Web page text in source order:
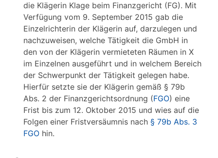
die Klägerin Klage beim Finanzgericht (FG). Mit
Verfügung vom 9. September 2015 gab die
Einzelrichterin der Klägerin auf, darzulegen und
nachzuweisen, welche Tätigkeit die GmbH in
den von der Klägerin vermieteten Räumen in X
im Einzelnen ausgeführt und in welchem Bereich
der Schwerpunkt der Tätigkeit gelegen habe.
Hierfür setzte sie der Klägerin gemäß § 79b
Abs. 2 der Finanzgerichtsordnung (FGO) eine
Frist bis zum 12. Oktober 2015 und wies auf die
Folgen einer Fristversäumnis nach § 79b Abs. 3
FGO hin.